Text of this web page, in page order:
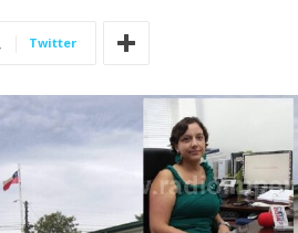
Twitter